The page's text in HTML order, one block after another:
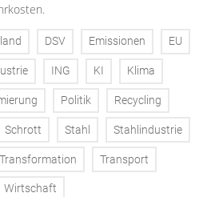
DSV Emissionen EU
ING KI Klima
Politik Recycling
Schrott Stahl Stahlindustrie
Transformation Transport
Wirtschaft